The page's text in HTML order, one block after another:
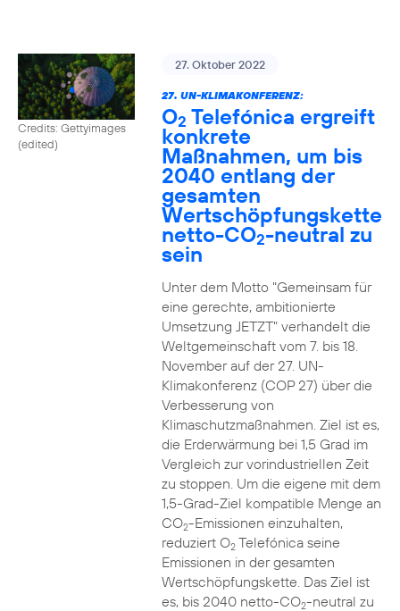
Credits: Gettyimages
(edited)
27. Oktober 2022
27. UN-KLIMAKONFERENZ:
O2 Telefónica ergreift
konkrete
Maßnahmen, um bis
2040 entlang der
gesamten
Wertschöpfungskette
netto-CO2-neutral zu
sein
Unter dem Motto "Gemeinsam für
eine gerechte, ambitionierte
Umsetzung JETZT" verhandelt die
Weltgemeinschaft vom 7. bis 18.
November auf der 27. UN-
Klimakonferenz (COP 27) über die
Verbesserung von
Klimaschutzmaßnahmen. Ziel ist es,
die Erderwärmung bei 1,5 Grad im
Vergleich zur vorindustriellen Zeit
zu stoppen. Um die eigene mit dem
1,5-Grad-Ziel kompatible Menge an
CO2-Emissionen einzuhalten,
reduziert O2Telefónica seine
Emissionen in der gesamten
Wertschöpfungskette. Das Ziel ist
es, bis 2040 netto-CO2-neutral zu